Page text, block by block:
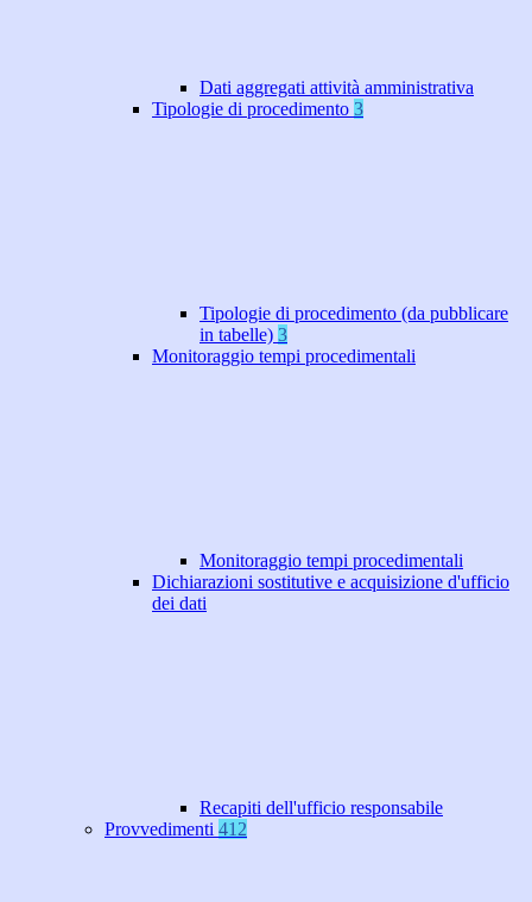
Dati aggregati attività amministrativa
Tipologie di procedimento 3
Tipologie di procedimento (da pubblicare
in tabelle) 3
Monitoraggio tempi procedimentali
Monitoraggio tempi procedimentali
Dichiarazioni sostitutive e acquisizione d'ufficio
dei dati
Recapiti dell'ufficio responsabile
Provvedimenti 412